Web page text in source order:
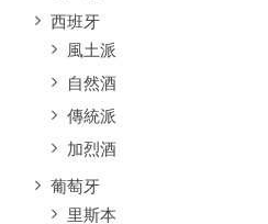
西班牙
風土派
自然酒
傳統派
加烈酒
葡萄牙
里斯本